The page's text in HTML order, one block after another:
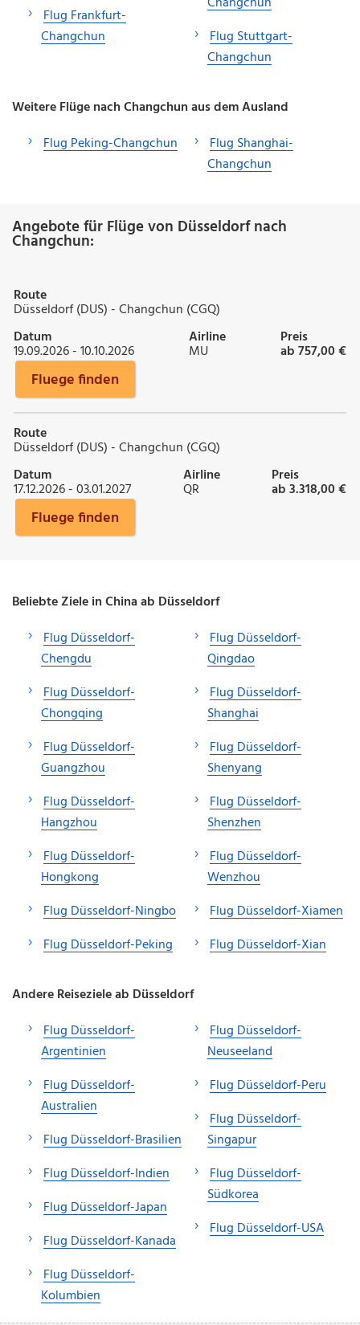
Flug Frankfurt-
Changchun
Flug Stuttgart-
Changchun
Weitere Flüge nach Changchun aus dem Ausland
Flug Peking-Changchun
Flug Shanghai-
Changchun
Angebote für Flüge von Düsseldorf nach
Changchun:
Route
Düsseldorf (DUS) - Changchun (CGQ)
Datum
19.09.2026 - 10.10.2026
Airline
MU
Preis
ab 757,00 €
Fluege finden
Route
Düsseldorf (DUS) - Changchun (CGQ)
Datum
17.12.2026 - 03.01.2027
Airline
QR
Preis
ab 3.318,00 €
Fluege finden
Beliebte Ziele in China ab Düsseldorf
Flug Düsseldorf-
Chengdu
Flug Düsseldorf-
Chongqing
Flug Düsseldorf-
Guangzhou
Flug Düsseldorf-
Hangzhou
Flug Düsseldorf-
Hongkong
Flug Düsseldorf-Ningbo
Flug Düsseldorf-Peking
Flug Düsseldorf-
Qingdao
Flug Düsseldorf-
Shanghai
Flug Düsseldorf-
Shenyang
Flug Düsseldorf-
Shenzhen
Flug Düsseldorf-
Wenzhou
Flug Düsseldorf-Xiamen
Flug Düsseldorf-Xian
Andere Reiseziele ab Düsseldorf
Flug Düsseldorf-
Argentinien
Flug Düsseldorf-
Australien
Flug Düsseldorf-Brasilien
Flug Düsseldorf-Indien
Flug Düsseldorf-Japan
Flug Düsseldorf-Kanada
Flug Düsseldorf-
Kolumbien
Flug Düsseldorf-
Neuseeland
Flug Düsseldorf-Peru
Flug Düsseldorf-
Singapur
Flug Düsseldorf-
Südkorea
Flug Düsseldorf-USA